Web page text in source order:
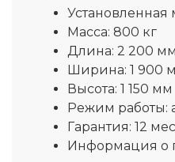
Установленная
Масса: 800 кг
Длина: 2 200 мм
Ширина: 1 900
Высота: 1 150 мм
Режим работы:
Гарантия: 12
Информация о